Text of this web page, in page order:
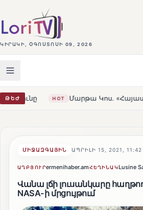
ԿԻՐԱԿԻ, ՕԳՈՍՏՈՍԻ 09, 2026
ԹԵԺ
HOT Մարթա Կոս. «Հայաստանն ու ԵՄ-
ՄԻՋԱԶԳԱՅԻՆ ԱՊՐԻԼԻ 15, 2021, 11:42
ԱՂԲՅՈՒՐermenihaber.amՀԵՂԻՆԱԿLusine
Վանա լճի լուսանկարը
NASA-ի մրցույթում